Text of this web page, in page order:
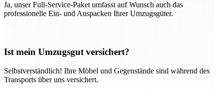
Ja, unser Full-Service-Paket umfasst auf Wunsch auch das
professionelle Ein- und Auspacken Ihrer Umzugsgüter.
Ist mein Umzugsgut versichert?
Selbstverständlich! Ihre Möbel und Gegenstände sind während des
Transports über uns versichert.